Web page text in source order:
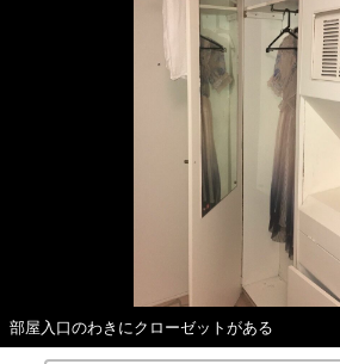
部屋入口のわきにクローゼットがある